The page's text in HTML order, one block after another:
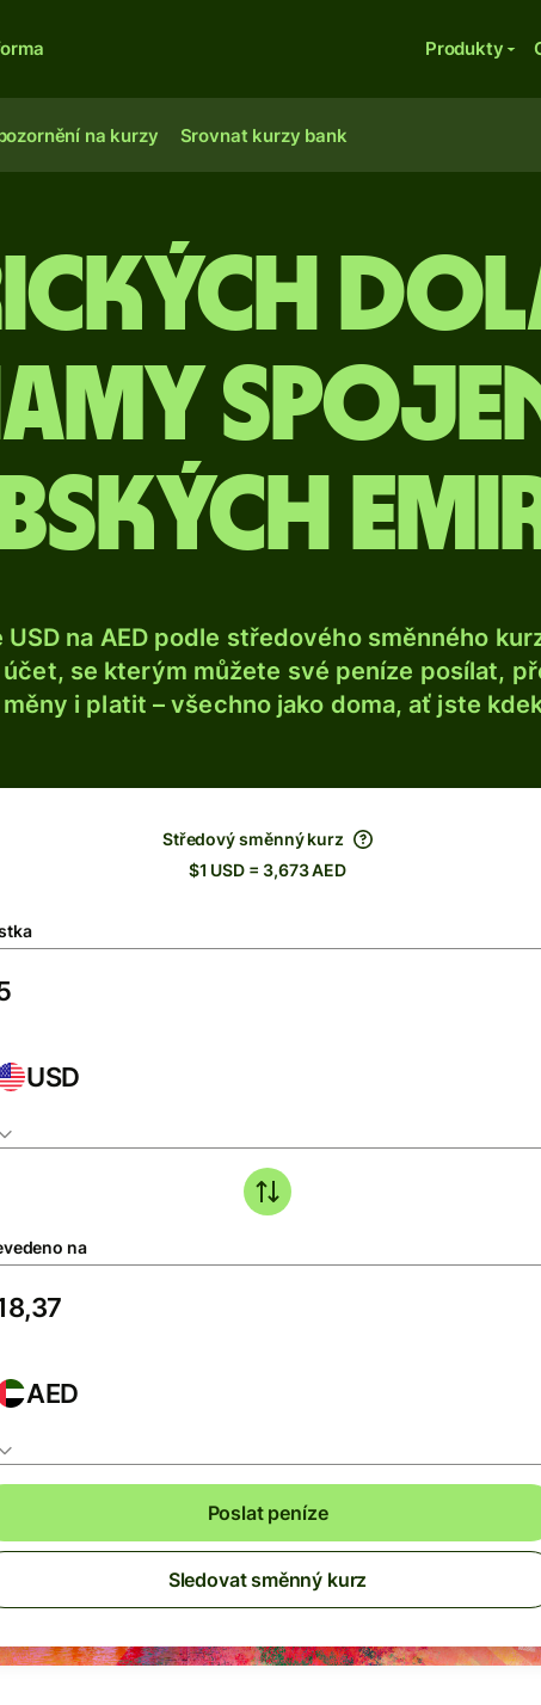
Produkty
na kurzy Srovnat kurzy bank
na AED podle středového směnného
se kterým můžete své peníze posílat,
i platit – všechno jako doma, ať jste
Středový směnný kurz
$1 USD = 3,673 AED
USD
na
AED
Poslat peníze
Sledovat směnný kurz